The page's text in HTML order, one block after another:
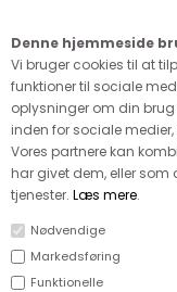
Denne hjemmeside
Vi bruger cookies til at
funktioner til sociale
oplysninger om din
inden for sociale
Vores partnere kan
har givet dem, eller
tjenester. Læs mere.
Nødvendige
Markedsføring
Funktionelle
FORSIDE›UDSALG›
SPAR
46%